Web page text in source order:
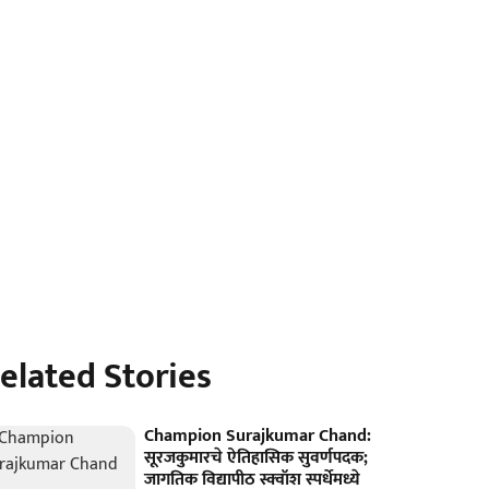
Stories
Champion Surajkumar Chand:
सूरजकुमारचे ऐतिहासिक सुवर्णपदक;
जागतिक विद्यापीठ स्क्वॉश स्पर्धेमध्ये